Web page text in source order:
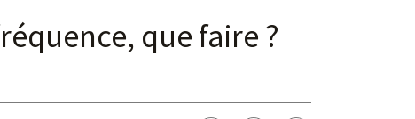
que faire ?